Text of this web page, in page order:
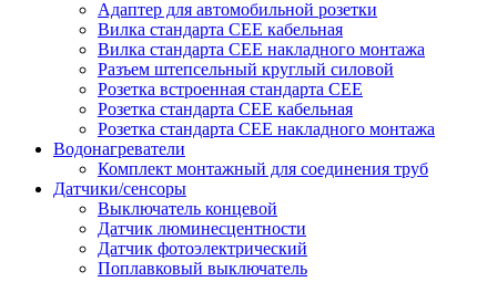
Адаптер для автомобильной розетки
Вилка стандарта CEE кабельная
Вилка стандарта CEE накладного монтажа
Разъем штепсельный круглый силовой
Розетка встроенная стандарта CEE
Розетка стандарта СЕЕ кабельная
Розетка стандарта СЕЕ накладного монтажа
Водонагреватели
Комплект монтажный для соединения труб
Датчики/сенсоры
Выключатель концевой
Датчик люминесцентности
Датчик фотоэлектрический
Поплавковый выключатель